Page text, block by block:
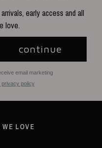
early access and all
love.
continue
email marketing
policy
LOVE